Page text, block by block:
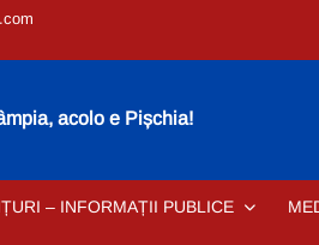
acolo e Pișchia!
– INFORMAȚII PUBLICE